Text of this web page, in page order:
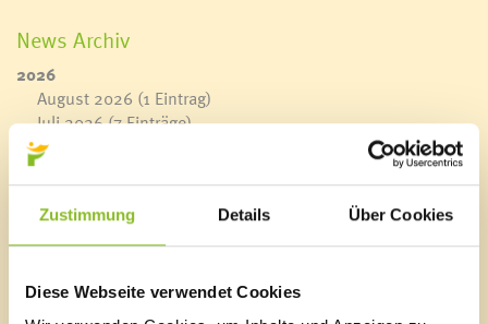
Zustimmung Details Über Cookies
Diese Webseite verwendet Cookies
News Archiv
2026
August 2026 (1 Eintrag)
Juli 2026(7 Einträge)
Juni 2026
April 2026(18 Einträge)
März 2026(19 Einträge)
Februar 2026(14 Einträge)
2025
Dezember 2025(12 Einträge)